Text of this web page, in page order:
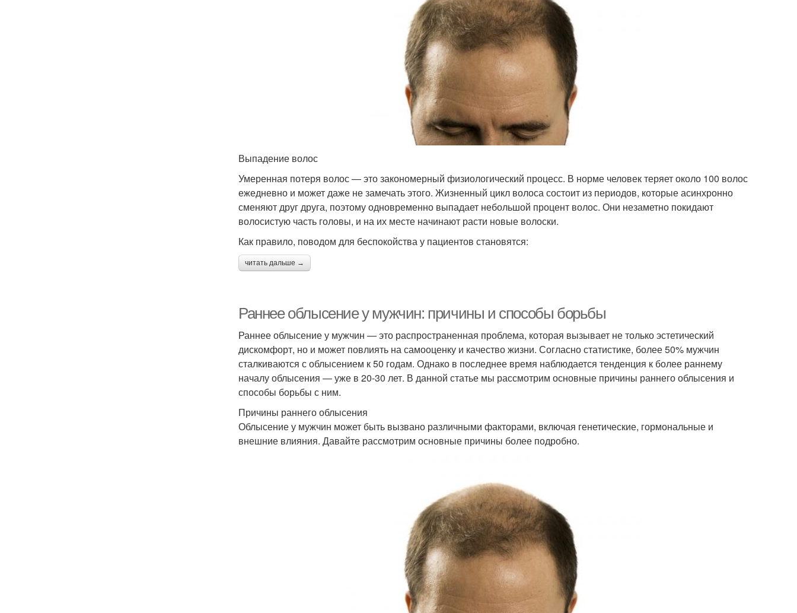
Выпадение волос
Умеренная потеря волос — это закономерный физиологический процесс. В норме человек теряет около 100 волос
ежедневно и может даже не замечать этого. Жизненный цикл волоса состоит из периодов, которые асинхронно
сменяют друг друга, поэтому одновременно выпадает небольшой процент волос. Они незаметно покидают
волосистую часть головы, и на их месте начинают расти новые волоски.
Как правило, поводом для беспокойства у пациентов становятся:
читать дальше →
Раннее облысение у мужчин: причины и способы борьбы
Раннее облысение у мужчин — это распространенная проблема, которая вызывает не только эстетический
дискомфорт, но и может повлиять на самооценку и качество жизни. Согласно статистике, более 50% мужчин
сталкиваются с облысением к 50 годам. Однако в последнее время наблюдается тенденция к более раннему
началу облысения — уже в 20-30 лет. В данной статье мы рассмотрим основные причины раннего облысения и
способы борьбы с ним.
Причины раннего облысения
Облысение у мужчин может быть вызвано различными факторами, включая генетические, гормональные и
внешние влияния. Давайте рассмотрим основные причины более подробно.